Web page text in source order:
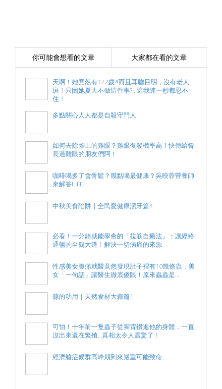
你可能會想看的文章 大家都在看的文章
天啊！她竟然有122歲?!而且耳聰目明，沒有老人
斑！只因她夏天不做這件事?...這我連一秒都忍不
住！
多點關心人人都是自殺守門人
如何去除腳上的雞眼？雞眼復發機率高！快傳給曾
長過雞眼的朋友們阿！
咖啡喝多了會骨鬆？幾點喝最健康？吳映蓉營養師
來解答LIFE
中秋美食陷阱｜全民愛健康潔牙篇4
必看！一分鐘就能學會的「拉筋自癒法」：讓經絡
通暢的至簡大道！解決一切病痛的來源
性感美女腹痛就醫竟然發現肚子裡有10幾條蟲，美
女「一句話」讓醫生徹底傻眼！原來蟲蟲是...
蒜的功用｜天然食材大蒜篇1
可怕！十年前一隻蟲子從腳背鑽進他的身體，一直
沒出來還在繁殖…真相太令人震驚了！
經濟艙症候群高峰期到來嚴重可能致命